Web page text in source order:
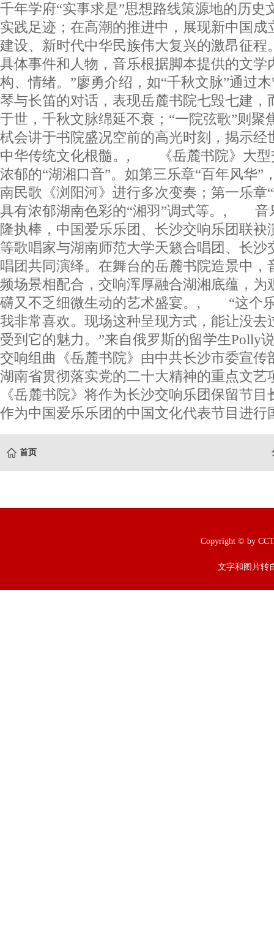
千年学府“实事求是”思想路线策源地的历史
实践足迹；在高潮的推进中，展现新中国成
建设、新时代中华民族伟大复兴的激昂
具体事件和人物，音乐根据脚本提供的文学
构、情绪。”廖勇介绍，如“千秋文脉”通过
琴与长笛的对话，表现岳麓书院七毁七建，
于世，千秋文脉绵延不衰；“一院弦歌”则聚
栻会讲于书院盛况空前的高光时刻，揭示经
中华传统文化根髓。, 《岳麓书院》大型
浓郁的“湖湘口音”。如第三乐章“百年风华”
南民歌《浏阳河》进行多次变奏；第一乐章
具有浓郁湖南色彩的“湘羽”调式等。, 音
隆执棒，中国爱乐乐团、长沙交响乐团联袂
等歌唱家与湖南师范大学天籁合唱团、长沙
唱团共同演绎。在舞台的岳麓书院造景中，
频场景相配合，交响浑厚融合湖湘底蕴，为
礴又不乏细微生动的艺术盛宴。, “这个
我非常喜欢。现场这种呈现方式，能让没去
受到它的魅力。”来自俄罗斯的留学生
交响组曲《岳麓书院》由中共长沙市委宣传
湖南省贯彻落实党的二十大精神的重点文艺
《岳麓书院》将作为长沙交响乐团保留节
作为中国爱乐乐团的中国文化代表节目进行
首页
Copyright © by
文字和图片转